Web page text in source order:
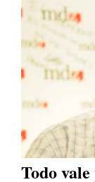
Todo